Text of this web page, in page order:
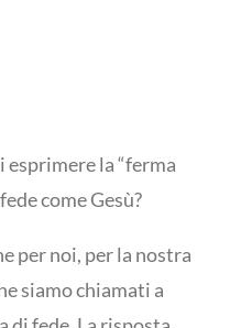
esprimere la “ferma
come Gesù?
per noi, per la nostra
siamo chiamati a